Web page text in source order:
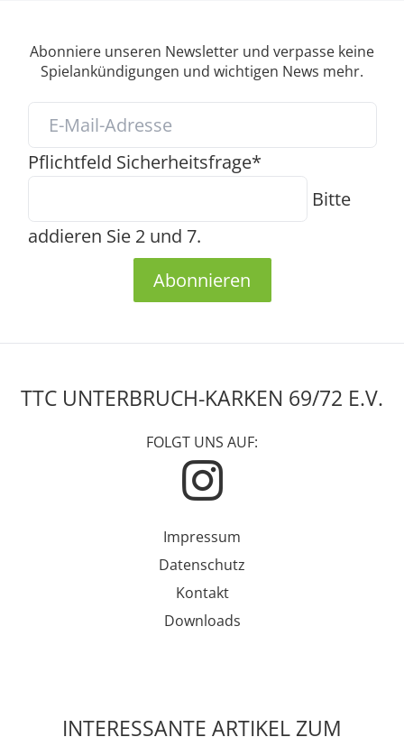
Abonniere unseren Newsletter und verpasse keine
Spielankündigungen und wichtigen News mehr.
Pflichtfeld Sicherheitsfrage*
Bitte
addieren Sie 2 und 7.
Abonnieren
TTC UNTERBRUCH-KARKEN 69/72 E.V.
FOLGT UNS AUF:
Impressum
Datenschutz
Kontakt
Downloads
INTERESSANTE ARTIKEL ZUM